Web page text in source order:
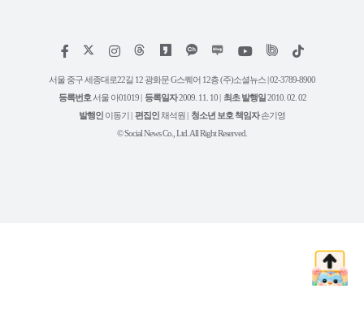
페
스
인
타
램
위
트
유
튜
틱
서울 중구 세종대로22길 12 광화문 G스퀘어 12층 (주)소셜뉴스 | 02-3789-8900
등록번호 서울 아01019 | 등록일자2009. 11. 10 | 최초 발행일 2010. 02. 02
발행인 이동기 | 편집인 채석원 | 청소년 보호 책임자손기영
© Social News Co., Ltd. All Right Reserved.